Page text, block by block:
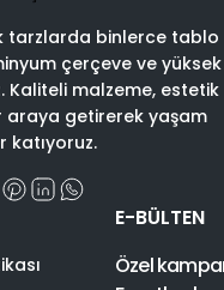
tarzlarda binlerce tablo
çerçeve ve yüksek
Kaliteli malzeme, estetik
araya getirerek yaşam
katıyoruz.
E-BÜLTEN
Özel